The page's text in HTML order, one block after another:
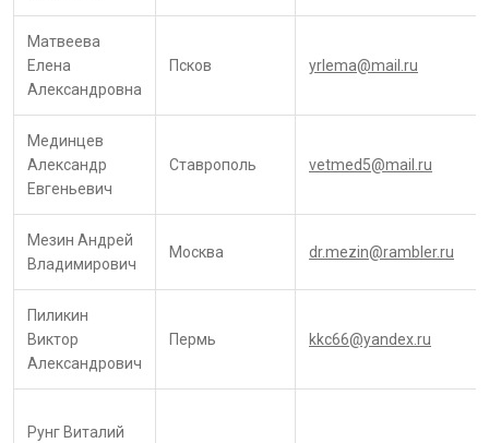
Матвеева
Елена
Александровна
Псков yrlema@mail.ru
Мединцев
Александр
Евгеньевич
Ставрополь vetmed5@mail.ru
Мезин Андрей
Владимирович
Москва dr.mezin@rambler.ru
Пиликин
Виктор
Александрович
Пермь kkc66@yandex.ru
Рунг Виталий